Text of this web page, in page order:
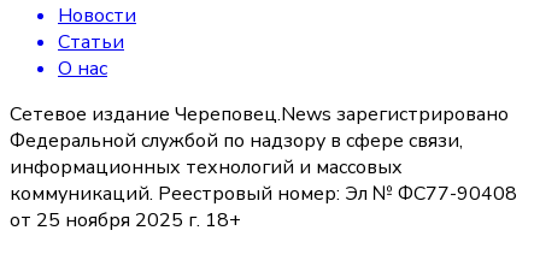
Новости
Статьи
О нас
Сетевое издание Череповец.News зарегистрировано
Федеральной службой по надзору в сфере связи,
информационных технологий и массовых
коммуникаций. Реестровый номер: Эл № ФС77-90408
от 25 ноября 2025 г. 18+